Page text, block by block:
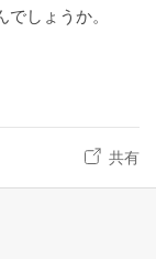
しょうか。
共有